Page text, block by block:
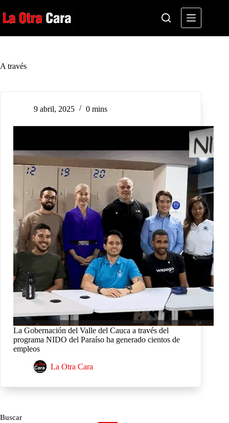
al
contenido
A través
9 abril, 2025 0 mins
La Gobernación del Valle del Cauca a través del
programa NIDO del Paraíso ha generado cientos de
empleos
La Otra Cara
Buscar